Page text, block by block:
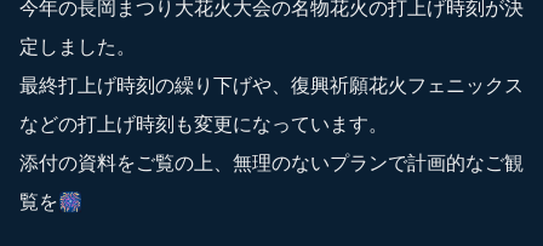
今年の長岡まつり大花火大会の名物花火の打上げ時刻が決
定しました。
最終打上げ時刻の繰り下げや、復興祈願花火フェニックス
などの打上げ時刻も変更になっています。
添付の資料をご覧の上、無理のないプランで計画的なご観
覧を🎆